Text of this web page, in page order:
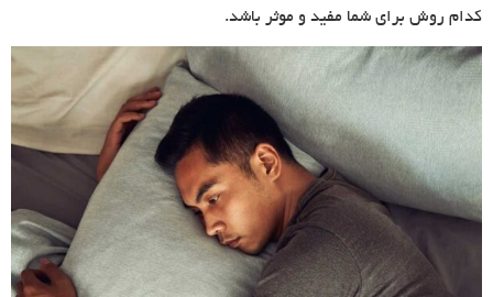
کدام روش برای شما مفید و موثر باشد.